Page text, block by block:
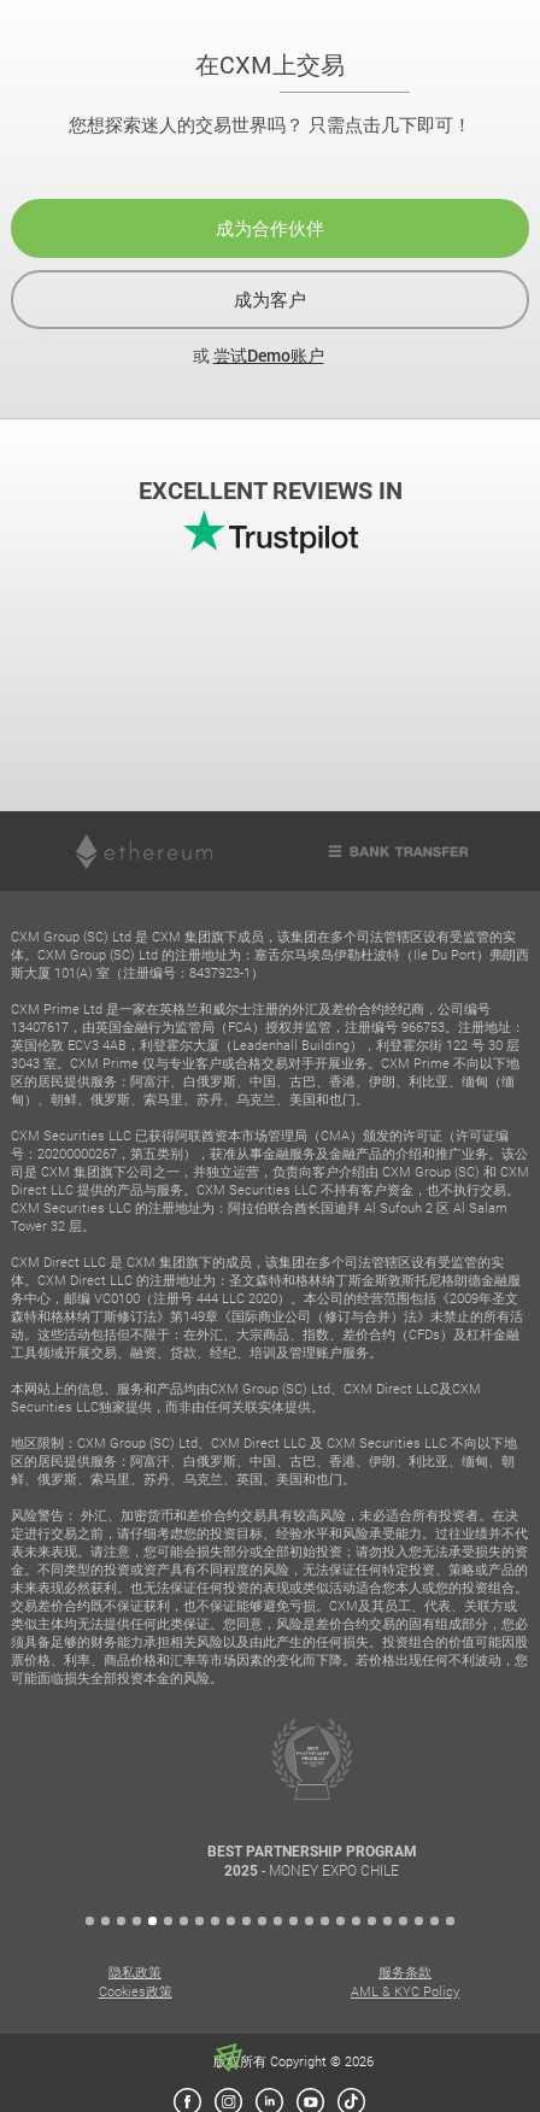
在CXM上交易
您想探索迷人的交易世界吗？ 只需点击几下即可！
成为合作伙伴
成为客户
或尝试Demo账户
EXCELLENT REVIEWS IN
CXM Group (SC) Ltd 是 CXM 集团旗下成员，该集团在多个司法管辖区设有受监管的实
体。CXM Group (SC) Ltd 的注册地址为：塞舌尔马埃岛伊勒杜波特（Ile Du Port）弗朗西
斯大厦 101(A) 室（注册编号：8437923-1）
CXM Prime Ltd 是一家在英格兰和威尔士注册的外汇及差价合约经纪商，公司编号
13407617，由英国金融行为监管局（FCA）授权并监管，注册编号 966753。注册地址：
英国伦敦 ECV3 4AB，利登霍尔大厦（Leadenhall Building），利登霍尔街 122 号 30 层
3043 室。CXM Prime 仅与专业客户或合格交易对手开展业务。CXM Prime 不向以下地
区的居民提供服务：阿富汗、白俄罗斯、中国、古巴、香港、伊朗、利比亚、缅甸（缅
甸）、朝鲜、俄罗斯、索马里、苏丹、乌克兰、美国和也门。
CXM Securities LLC 已获得阿联酋资本市场管理局（CMA）颁发的许可证（许可证编
号：20200000267，第五类别），获准从事金融服务及金融产品的介绍和推广业务。该公
司是 CXM 集团旗下公司之一，并独立运营，负责向客户介绍由 CXM Group (SC) 和 CXM
Direct LLC 提供的产品与服务。CXM Securities LLC 不持有客户资金，也不执行交易。
CXM Securities LLC 的注册地址为：阿拉伯联合酋长国迪拜 Al Sufouh 2 区 Al Salam
Tower 32 层。
CXM Direct LLC 是 CXM 集团旗下的成员，该集团在多个司法管辖区设有受监管的实
体。CXM Direct LLC 的注册地址为：圣文森特和格林纳丁斯金斯敦斯托尼格朗德金融服
务中心，邮编 VC0100（注册号 444 LLC 2020）。本公司的经营范围包括《2009年圣文
森特和格林纳丁斯修订法》第149章《国际商业公司（修订与合并）法》未禁止的所有活
动。这些活动包括但不限于：在外汇、大宗商品、指数、差价合约（CFDs）及杠杆金融
工具领域开展交易、融资、贷款、经纪、培训及管理账户服务。
本网站上的信息、服务和产品均由CXM Group (SC) Ltd、CXM Direct LLC及CXM
Securities LLC独家提供，而非由任何关联实体提供。
地区限制：CXM Group (SC) Ltd、CXM Direct LLC 及 CXM Securities LLC 不向以下地
区的居民提供服务：阿富汗、白俄罗斯、中国、古巴、香港、伊朗、利比亚、缅甸、朝
鲜、俄罗斯、索马里、苏丹、乌克兰、英国、美国和也门。
风险警告： 外汇、加密货币和差价合约交易具有较高风险，未必适合所有投资者。在决
定进行交易之前，请仔细考虑您的投资目标、经验水平和风险承受能力。过往业绩并不代
表未来表现。请注意，您可能会损失部分或全部初始投资；请勿投入您无法承受损失的资
金。不同类型的投资或资产具有不同程度的风险，无法保证任何特定投资、策略或产品的
未来表现必然获利。也无法保证任何投资的表现或类似活动适合您本人或您的投资组合。
交易差价合约既不保证获利，也不保证能够避免亏损。CXM及其员工、代表、关联方或
类似主体均无法提供任何此类保证。您同意，风险是差价合约交易的固有组成部分，您必
须具备足够的财务能力承担相关风险以及由此产生的任何损失。投资组合的价值可能因股
票价格、利率、商品价格和汇率等市场因素的变化而下降。若价格出现任何不利波动，您
可能面临损失全部投资本金的风险。
BEST PARTNERSHIP PROGRAM
- MONEY EXPO CHILE
隐私政策
服务条款
Cookies政策
AML & KYC Policy
版权所有 Copyright © 2026